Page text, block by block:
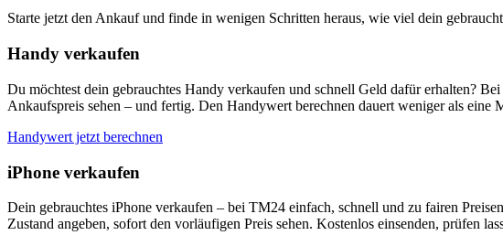
Starte jetzt den Ankauf und finde in wenigen Schritten heraus, wie viel dein
Handy verkaufen
Du möchtest dein gebrauchtes Handy verkaufen und schnell Geld dafür erhalten?
Ankaufspreis sehen – und fertig. Den Handywert berechnen dauert weniger als
Handywert jetzt berechnen
iPhone verkaufen
Dein gebrauchtes iPhone verkaufen – bei TM24 einfach, schnell und zu fairen
Zustand angeben, sofort den vorläufigen Preis sehen. Kostenlos einsenden, prüfen